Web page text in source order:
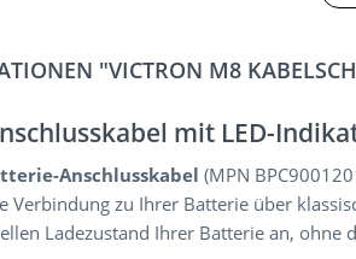
"VICTRON M8
mit LED-
Anschlusskabel (MPN
Verbindung zu Ihrer Batterie über
Ladezustand Ihrer Batterie an, ohne